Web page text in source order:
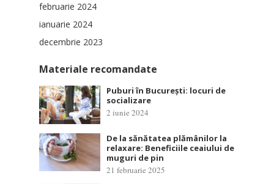
februarie 2024
ianuarie 2024
decembrie 2023
Materiale recomandate
Puburi în București: locuri de
socializare
2 iunie 2024
De la sănătatea plămânilor la
relaxare: Beneficiile ceaiului de
muguri de pin
21 februarie 2025